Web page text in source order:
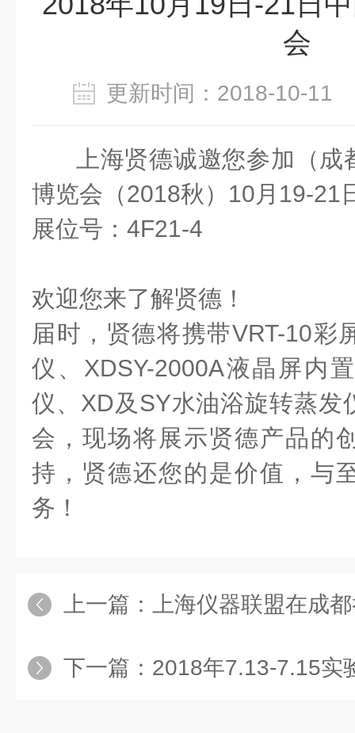
会
更新时间：2018-10-
上海贤德诚邀您参加（
博览会（2018秋）10月19-21
展位号：4F21-4
欢迎您来了解贤德！
届时，贤德将携带VRT-10彩
仪、XDSY-2000A液晶屏内
仪、XD及SY水油浴旋转蒸发
会，现场将展示贤德产品的
持，贤德还您的是价值，与
务！
上一篇： 上海仪器联盟在成都举
下一篇： 2018年7.13-7.15实验